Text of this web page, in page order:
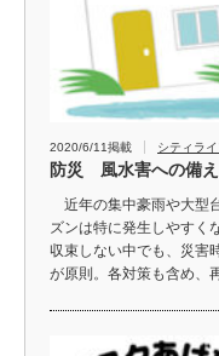
2020/6/11掲載 シティラ
防災 風水害への備え
近年の集中豪雨や大型
ズンは特に発生しやすく
収束しない中でも、災害
が原則。各対策も含め、